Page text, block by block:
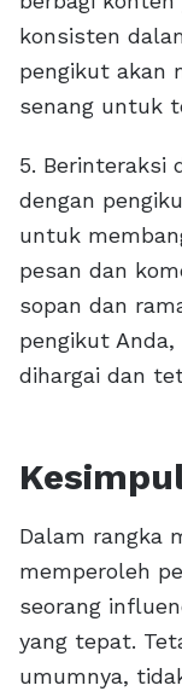
konsisten
pengikut akan
senang untuk
5. Berinteraksi
dengan
untuk
pesan dan
sopan dan
pengikut
dihargai dan
Dalam rangka
memperoleh
seorang
yang tepat.
umumnya,